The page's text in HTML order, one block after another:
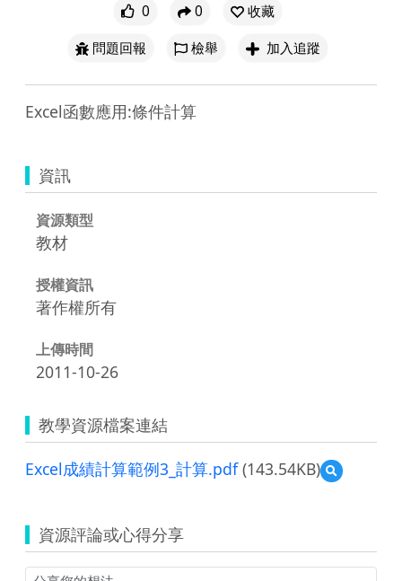
0 0
收藏
問題回報
檢舉 加入追蹤
Excel函數應用:條件計算
資訊
資源類型
教材
授權資訊
著作權所有
上傳時間
2011-10-26
教學資源檔案連結
Excel成績計算範例3_計算.pdf(143.54KB)
預
覽
計
算
資源評論或心得分享